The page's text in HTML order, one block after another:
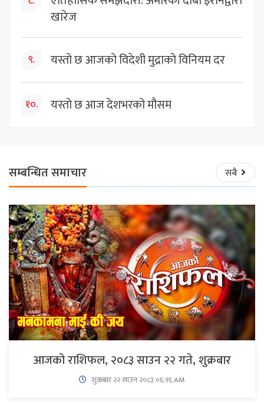
खारेज
९. यस्तो छ आजको विदेशी मुद्राको विनियम दर
१०. यस्तो छ आज देशभरको मौसम
सम्बन्धित समाचार सबै
आजको राशिफल, २०८३ साउन २२ गते, शुक्रबार
शुक्रबार​ २२ साउन २०८३ ०६:१६ AM